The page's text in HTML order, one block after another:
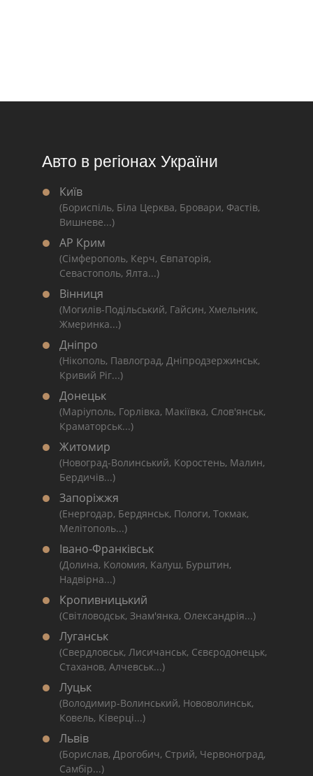
Авто в регіонах України
Київ
(Бориспіль, Біла Церква, Бровари, Фастів,
Вишневе...)
АР Крим
(Сімферополь, Керч, Євпаторія,
Севастополь, Ялта...)
Вінниця
(Могилів-Подільський, Гайсин, Хмельник,
Жмеринка...)
Дніпро
(Нікополь, Павлоград, Дніпродзержинськ,
Кривий Ріг...)
Донецьк
(Маріуполь, Горлівка, Макіївка, Слов'янськ,
Краматорськ...)
Житомир
(Новоград-Волинський, Коростень, Малин,
Бердичів...)
Запоріжжя
(Енергодар, Бердянськ, Пологи, Токмак,
Мелітополь...)
Івано-Франківськ
(Долина, Коломия, Калуш, Бурштин,
Надвірна...)
Кропивницький
(Світловодськ, Знам'янка, Олександрія...)
Луганськ
(Свердловськ, Лисичанськ, Сєвєродонецьк,
Стаханов, Алчевськ...)
Луцьк
(Володимир-Волинський, Нововолинськ,
Ковель, Ківерці...)
Львів
(Борислав, Дрогобич, Стрий, Червоноград,
Самбір...)